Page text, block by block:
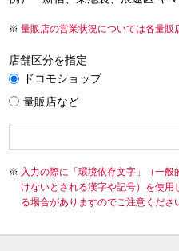
量販店の営業状況については各量販
店舗区分を指定
ドコモショップ
量販店など
入力の際に「環境依存文字」（一
けないとされる漢字や記号）を使
る場合がありますのでご注意くださ